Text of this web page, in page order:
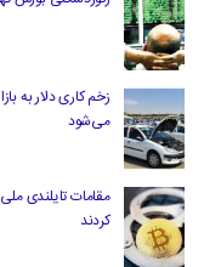
زخم کاری دلار به
می‌شود
کردند